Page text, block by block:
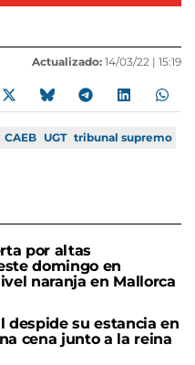
Actualizado: 14/03/22 | 15:19
CAEB UGT tribunal supremo
por altas
domingo en
naranja en Mallorca
despide su estancia en
cena junto a la reina